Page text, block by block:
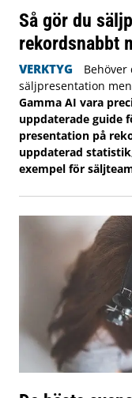
Så gör du
rekordsnabbt
VERKTYG
säljpresentation
Gamma AI vara
uppdaterade guide
presentation på
uppdaterad
exempel för